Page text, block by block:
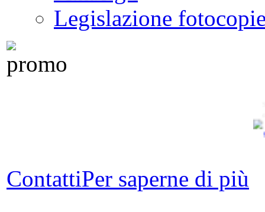
Legislazione
ContattiPer saperne di più